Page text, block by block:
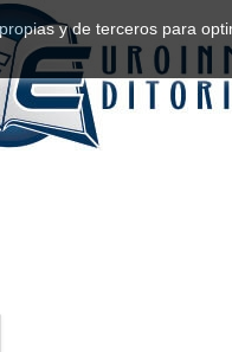
y de terceros para